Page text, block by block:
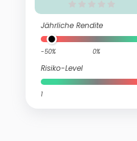
Jährliche Rendite
-50% 0%
Risiko-Level
1